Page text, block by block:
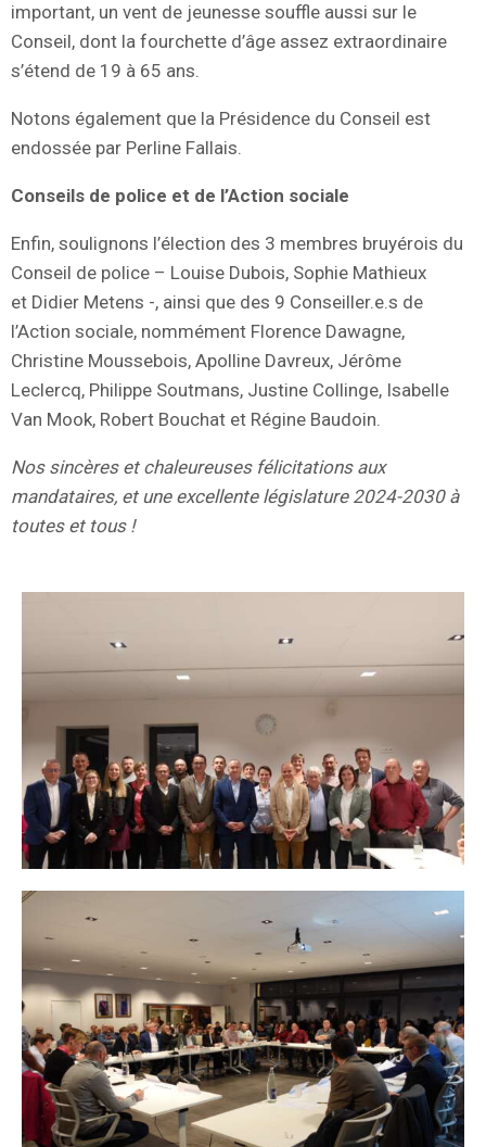
important, un vent de jeunesse souffle aussi sur le
Conseil, dont la fourchette d’âge assez extraordinaire
s’étend de 19 à 65 ans.
Notons également que la Présidence du Conseil est
endossée par Perline Fallais.
Conseils de police et de l’Action sociale
Enfin, soulignons l’élection des 3 membres bruyérois du
Conseil de police – Louise Dubois, Sophie Mathieux
et Didier Metens -, ainsi que des 9 Conseiller.e.s de
l’Action sociale, nommément Florence Dawagne,
Christine Moussebois, Apolline Davreux, Jérôme
Leclercq, Philippe Soutmans, Justine Collinge, Isabelle
Van Mook, Robert Bouchat et Régine Baudoin.
Nos sincères et chaleureuses félicitations aux
mandataires, et une excellente législature 2024-2030 à
toutes et tous !